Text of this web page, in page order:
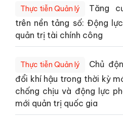
Thực tiễn Quản lý
Tăng
trên nền tảng số: Động
quản trị tài chính công
Thực tiễn Quản lý
Chủ
đổi khí hậu trong thời kỳ
chống chịu và động lực
mới quản trị quốc gia